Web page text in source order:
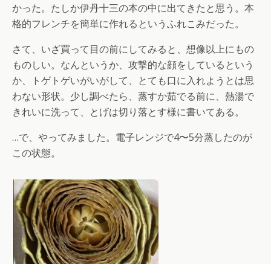
かった。たしか伊丹十三の本の中に出てきたと思う。本
格的フレンチを簡単に作れるというふれこみだった。
さて、いざ買って目の前にしてみると、想像以上にもの
ものしい。なんというか、攻撃的な顔をしているという
か、トゲトゲいがいがして、とても口に入れようとは思
わない形状。少し調べたら、蒸すか茹でる前に、熱湯で
きれいに洗って、とげは切り落とす様に書いてある。
…で、やってみました。電子レンジで4〜5分蒸したのが
この状態。